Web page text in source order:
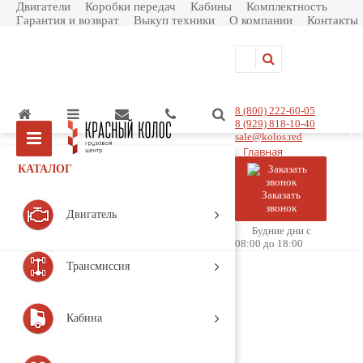
Двигатели Коробки передач Кабины
Комплектность
Гарантия и возврат
Выкуп техники О компании Контакты
8 (800) 222-60-05
8 (929) 818-10-40
sale@kolos.red
Заказать
звонок
Будние дни с
08:00 до 18:00
КАТАЛОГ
Двигатель
Трансмиссия
Кабина
Главная
Контакты
Отдел продаж:
sale@kolos.red
+7 (929) 818-10-40
Бухгалтерия: